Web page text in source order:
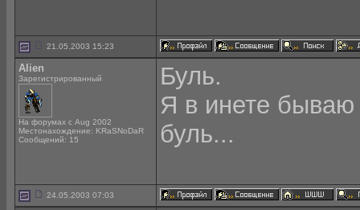
21.05.2003 15:23
Alien
Зарегистрированный
На форумах с Aug 2002
Местонахождение: KRaSNoDaR
Сообщений: 15
Буль.
Я в инете бываю
буль...
24.05.2003 07:03